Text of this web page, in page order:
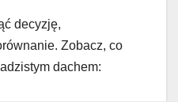
decyzję,
Zobacz, co
dachem: